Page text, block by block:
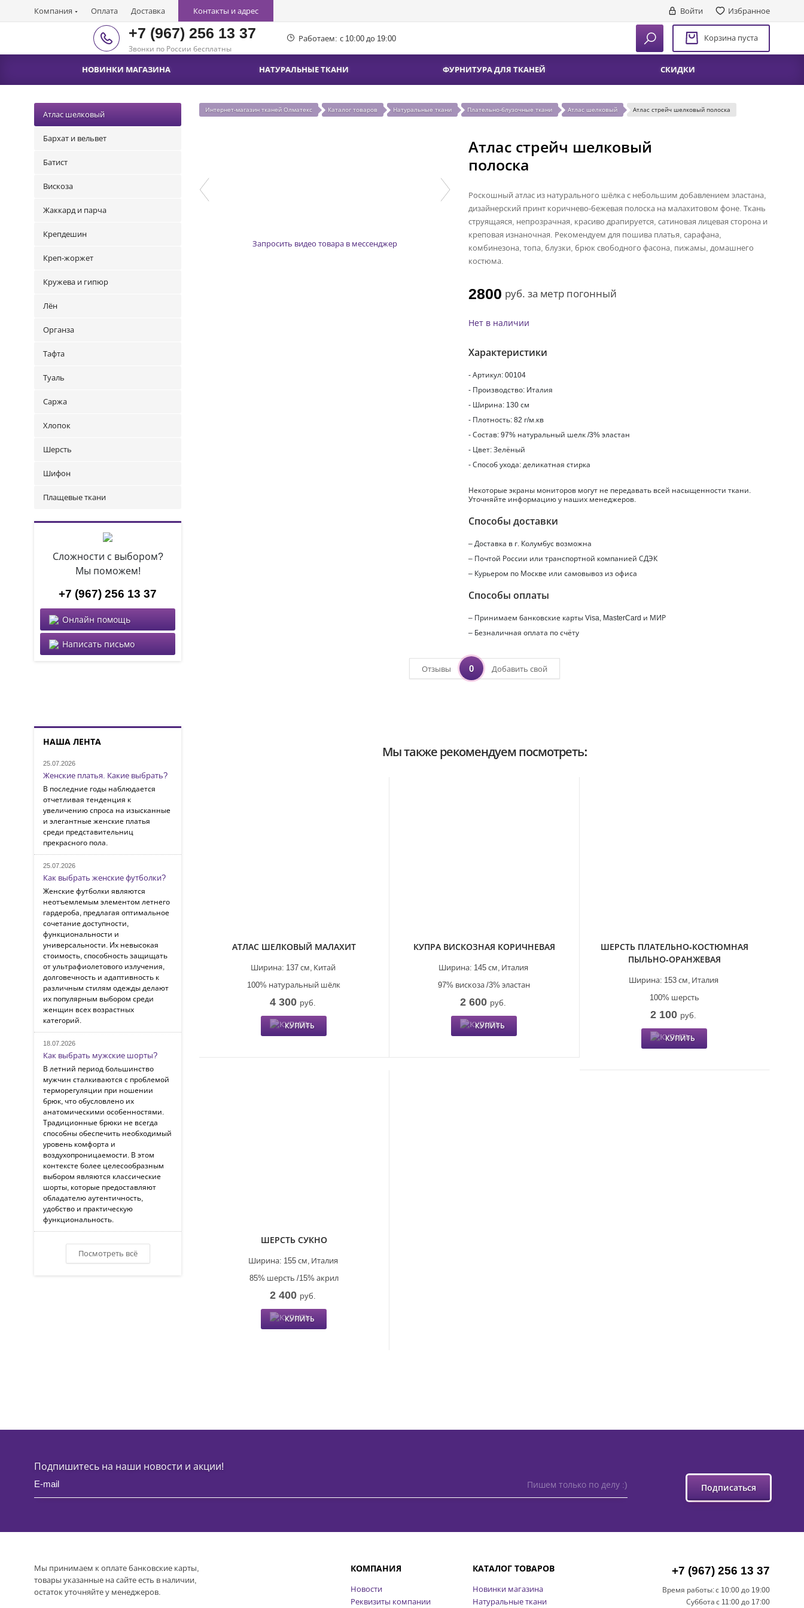
Компания Оплата Доставка Контакты и адрес Войти Избранное
+7 (967) 256 13 37
Звонки по России бесплатны
Работаем: с 10:00 до 19:00 Корзина пуста
НОВИНКИ МАГАЗИНА НАТУРАЛЬНЫЕ ТКАНИ ФУРНИТУРА ДЛЯ ТКАНЕЙ СКИДКИ
Атлас шелковый
Бархат и вельвет
Батист
Вискоза
Жаккард и парча
Крепдешин
Креп-жоржет
Кружева и гипюр
Лён
Органза
Тафта
Туаль
Саржа
Хлопок
Шерсть
Шифон
Плащевые ткани
Сложности с выбором?
Мы поможем!
+7 (967) 256 13 37
Онлайн помощь
Написать письмо
НАША ЛЕНТА
25.07.2026
Женские платья. Какие выбрать?
В последние годы наблюдается
отчетливая тенденция к
увеличению спроса на изысканные
и элегантные женские платья
среди представительниц
прекрасного пола.
25.07.2026
Как выбрать женские футболки?
Женские футболки являются
неотъемлемым элементом летнего
гардероба, предлагая оптимальное
сочетание доступности,
функциональности и
универсальности. Их невысокая
стоимость, способность защищать
от ультрафиолетового излучения,
долговечность и адаптивность к
различным стилям одежды делают
их популярным выбором среди
женщин всех возрастных
категорий.
18.07.2026
Как выбрать мужские шорты?
В летний период большинство
мужчин сталкиваются с проблемой
терморегуляции при ношении
брюк, что обусловлено их
анатомическими особенностями.
Традиционные брюки не всегда
способны обеспечить необходимый
уровень комфорта и
воздухопроницаемости. В этом
контексте более целесообразным
выбором являются классические
шорты, которые предоставляют
обладателю аутентичность,
удобство и практическую
функциональность.
Посмотреть всё
Интернет-магазин тканей Олматекс Каталог товаров Натуральные ткани Плательно-блузочные ткани Атлас шелковый Атлас стрейч шелковый полоска
Запросить видео товара в мессенджер
Атлас стрейч шелковый
полоска
Роскошный атлас из натурального шёлка с небольшим добавлением эластана,
дизайнерский принт коричнево-бежевая полоска на малахитовом фоне. Ткань
струящаяся, непрозрачная, красиво драпируется, сатиновая лицевая сторона и
креповая изнаночная. Рекомендуем для пошива платья, сарафана,
комбинезона, топа, блузки, брюк свободного фасона, пижамы, домашнего
костюма.
2800 руб. за метр погонный
Нет в наличии
Характеристики
- Артикул: 00104
- Производство: Италия
- Ширина: 130 см
- Плотность: 82 г/м.кв
- Состав: 97% натуральный шелк /3% эластан
- Цвет: Зелёный
- Способ ухода: деликатная стирка
Некоторые экраны мониторов могут не передавать всей насыщенности ткани.
Уточняйте информацию у наших менеджеров.
Способы доставки
– Доставка в г. Колумбус возможна
– Почтой России или транспортной компанией СДЭК
– Курьером по Москве или самовывоз из офиса
Способы оплаты
– Принимаем банковские карты Visa, MasterCard и МИР
– Безналичная оплата по счёту
Отзывы 0 Добавить свой
Мы также рекомендуем посмотреть:
АТЛАС ШЕЛКОВЫЙ МАЛАХИТ
Китай
Ширина: 137 см,
100% натуральный шёлк
4 300 руб.
КУПИТЬ
КУПРА ВИСКОЗНАЯ КОРИЧНЕВАЯ
Италия
Ширина: 145 см,
97% вискоза /3% эластан
2 600 руб.
КУПИТЬ
ШЕРСТЬ ПЛАТЕЛЬНО-КОСТЮМНАЯ
ПЫЛЬНО-ОРАНЖЕВАЯ
Италия
Ширина: 153 см,
100% шерсть
2 100 руб.
КУПИТЬ
ШЕРСТЬ СУКНО
Италия
Ширина: 155 см,
85% шерсть /15% акрил
2 400 руб.
КУПИТЬ
Подпишитесь на наши новости и акции!
Пишем только по делу :) Подписаться
Мы принимаем к оплате банковские карты,
товары указанные на сайте есть в наличии,
остаток уточняйте у менеджеров.
КОМПАНИЯ
Новости
Реквизиты компании
КАТАЛОГ ТОВАРОВ
Новинки магазина
Натуральные ткани
+7 (967) 256 13 37
Время работы:с 10:00 до 19:00
Субботас 11:00 до 17:00